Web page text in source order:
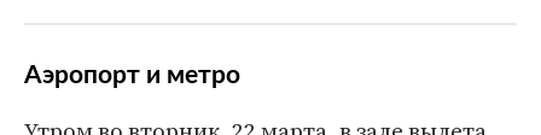
Аэропорт и метро